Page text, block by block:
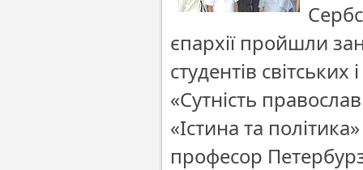
єпархії пройшли
студентів
«Сутність
«Істина та
професор